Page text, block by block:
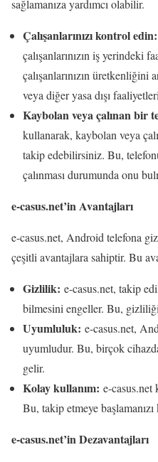
sağlamanıza yardımcı olabilir.
Çalışanlarınızı kontrol edin:
çalışanlarınızın iş yerindeki
çalışanlarınızın üretkenliğini
veya diğer yasa dışı
Kaybolan veya çalınan bir
kullanarak, kaybolan veya
takip edebilirsiniz. Bu,
çalınması durumunda onu
e-casus.net’in Avantajları
e-casus.net, Android telefona
çeşitli avantajlara sahiptir. Bu
Gizlilik: e-casus.net, takip
bilmesini engeller. Bu,
Uyumluluk: e-casus.net,
uyumludur. Bu, birçok
gelir.
Kolay kullanım: e-casus.net
Bu, takip etmeye başlamanızı
e-casus.net’in Dezavantajları